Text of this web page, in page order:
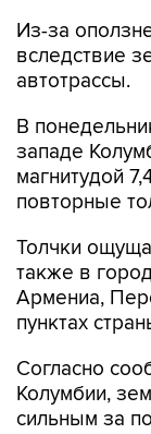
Из-за
вследствие
автотрассы.
В
западе
магнитудой
повторные
Толчки
также в
Армениа,
пунктах
Согласно
Колумбии,
сильным за